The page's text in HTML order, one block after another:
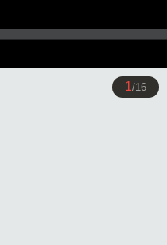
1/16